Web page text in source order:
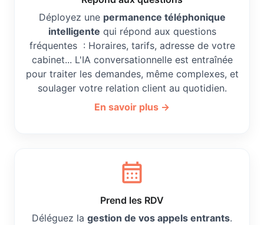
Déployez une permanence téléphonique
intelligente qui répond aux questions
fréquentes : Horaires, tarifs, adresse de votre
cabinet... L'IA conversationnelle est entraînée
pour traiter les demandes, même complexes, et
soulager votre relation client au quotidien.
En savoir plus →
calendar_month
Prend les RDV
Déléguez la gestion de vos appels entrants.